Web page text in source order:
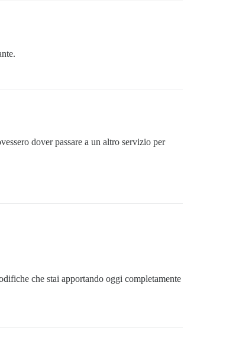
dover passare a un altro servizio per
che stai apportando oggi completamente